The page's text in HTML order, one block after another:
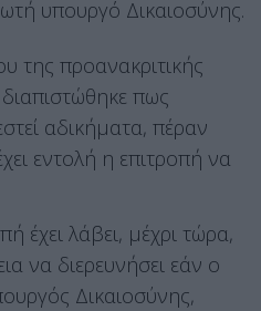
υπουργό Δικαιοσύνης.
της προανακριτικής
πως
αδικήματα, πέραν
εντολή η επιτροπή να
έχει λάβει, μέχρι τώρα,
να διερευνήσει εάν ο
Δικαιοσύνης,